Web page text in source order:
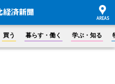
買う 暮らす・働く 学ぶ・知る